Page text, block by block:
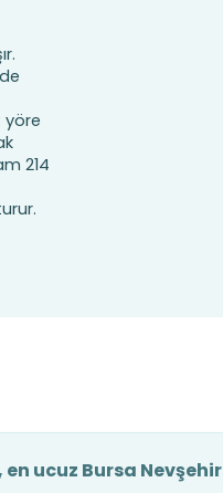
yöre
214
ucuz Bursa Nevşehir